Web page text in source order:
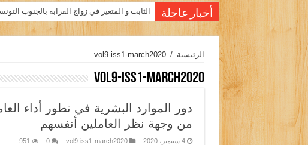
أخبار عاجلة دور الموارد البشرية في تطور أداء العاملين
الرئيسية /
vol9-iss1-march2020
vol9-iss1-march2020
دور الموارد البشرية في تطور أداء
من وجهة نظر العاملين أنفسهم
4 سبتمبر، 2020 vol9-iss1-march2020
0
951